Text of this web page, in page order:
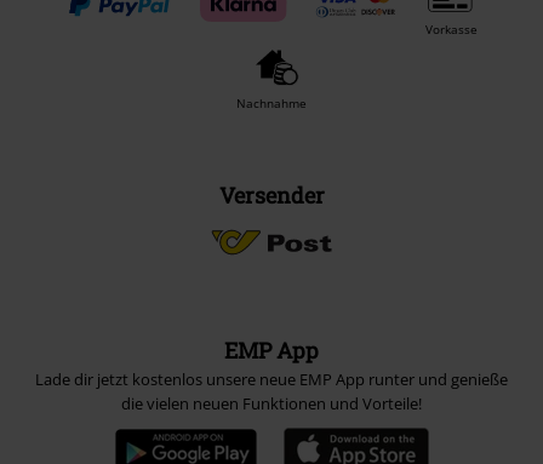
Vorkasse
Nachnahme
Versender
EMP App
Lade dir jetzt kostenlos unsere neue EMP App runter und genieße
die vielen neuen Funktionen und Vorteile!